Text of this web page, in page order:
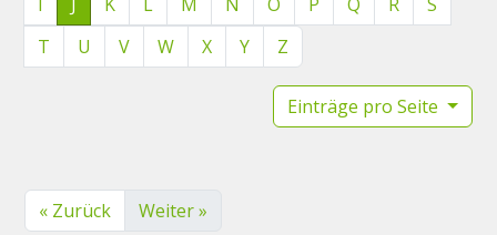
T
U V W X Y Z
Einträge pro Seite
« Zurück Weiter »